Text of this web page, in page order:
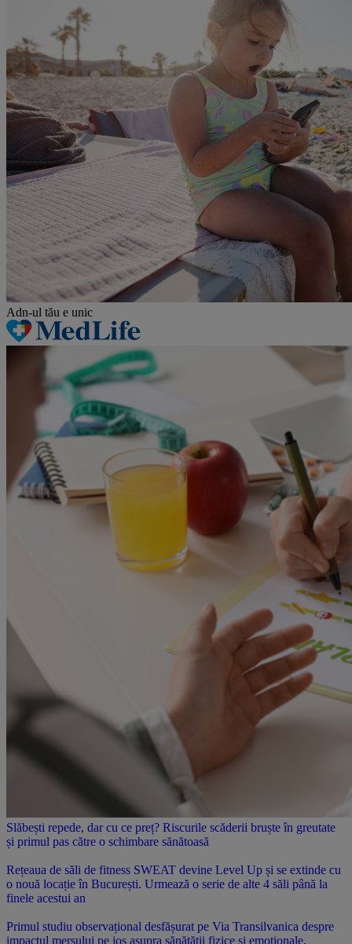
Adn-ul tău e unic
Slăbești repede, dar cu ce preț? Riscurile scăderii bruște în greutate
și primul pas către o schimbare sănătoasă
Rețeaua de săli de fitness SWEAT devine Level Up și se extinde cu
o nouă locație în București. Urmează o serie de alte 4 săli până la
finele acestui an
Primul studiu observațional desfășurat pe Via Transilvanica despre
impactul mersului pe jos asupra sănătății fizice și emoționale.